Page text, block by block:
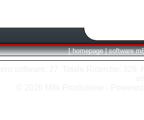
[ homepage | software